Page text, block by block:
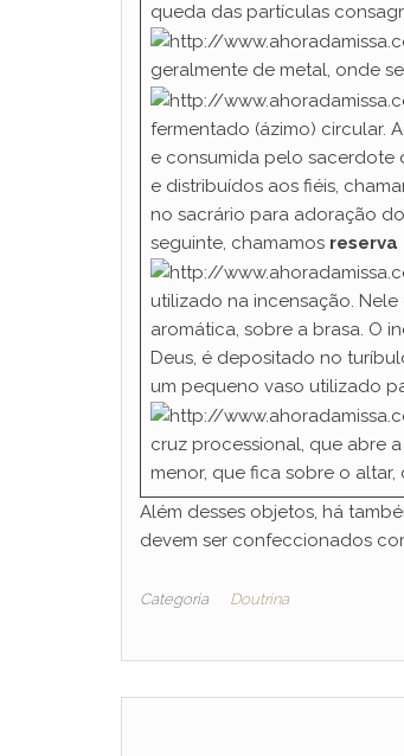
queda das partículas
geralmente de metal, onde
fermentado (ázimo) circular.
e consumida pelo sacerdote
e distribuídos aos fiéis,
no sacrário para adoração
seguinte, chamamos
utilizado na incensação.
aromática, sobre a brasa. O
Deus, é depositado no
um pequeno vaso utilizado
cruz processional, que abre
menor, que fica sobre o altar,
Além desses objetos, há
devem ser confeccionados
Categoria Doutrina